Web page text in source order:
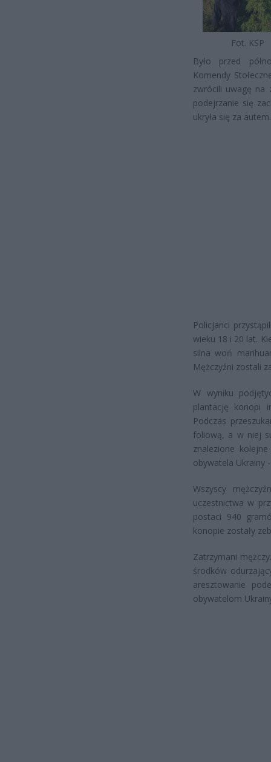
Fot. KSP
Było przed
Komendy
zwrócili uwagę na
podejrzanie się
ukryła się za autem.
Policjanci
wieku 18 i 20 lat.
silna woń
Mężczyźni zostali
W wyniku
plantację konopi
Podczas
foliową, a w niej
znalezione
obywatela Ukrainy
Wszyscy
uczestnictwa w
postaci 940
konopie zostały
Zatrzymani
środków
aresztowanie
obywatelom